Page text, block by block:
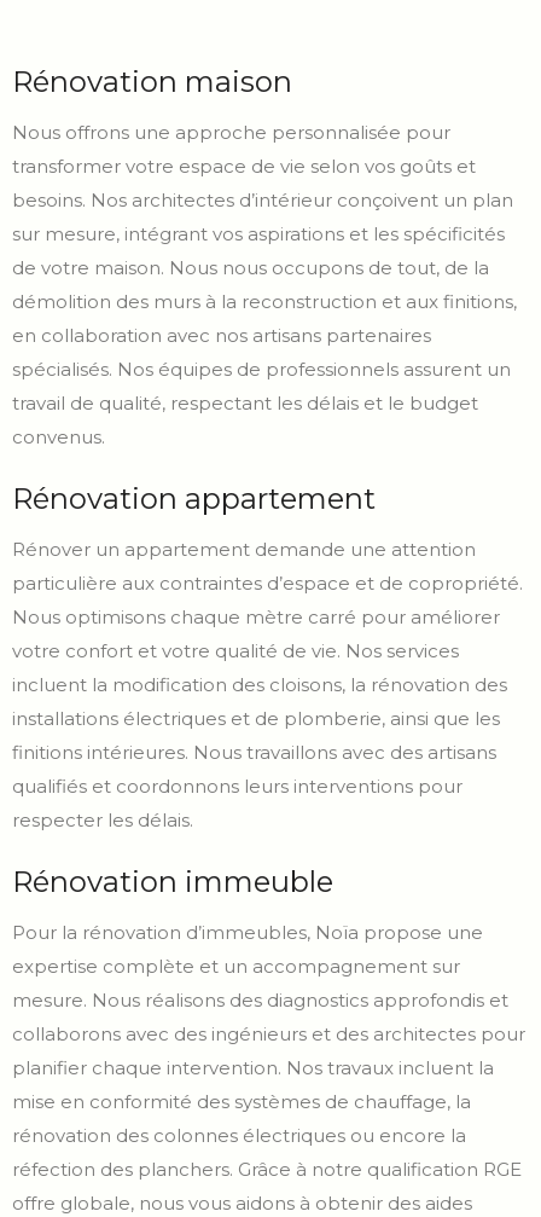
Rénovation maison
Nous offrons une approche personnalisée pour
transformer votre espace de vie selon vos goûts et
besoins. Nos architectes d’intérieur conçoivent un plan
sur mesure, intégrant vos aspirations et les spécificités
de votre maison. Nous nous occupons de tout, de la
démolition des murs à la reconstruction et aux finitions,
en collaboration avec nos artisans partenaires
spécialisés. Nos équipes de professionnels assurent un
travail de qualité, respectant les délais et le budget
convenus.
Rénovation appartement
Rénover un appartement demande une attention
particulière aux contraintes d’espace et de copropriété.
Nous optimisons chaque mètre carré pour améliorer
votre confort et votre qualité de vie. Nos services
incluent la modification des cloisons, la rénovation des
installations électriques et de plomberie, ainsi que les
finitions intérieures. Nous travaillons avec des artisans
qualifiés et coordonnons leurs interventions pour
respecter les délais.
Rénovation immeuble
Pour la rénovation d’immeubles, Noïa propose une
expertise complète et un accompagnement sur
mesure. Nous réalisons des diagnostics approfondis et
collaborons avec des ingénieurs et des architectes pour
planifier chaque intervention. Nos travaux incluent la
mise en conformité des systèmes de chauffage, la
rénovation des colonnes électriques ou encore la
réfection des planchers. Grâce à notre qualification RGE
offre globale, nous vous aidons à obtenir des aides